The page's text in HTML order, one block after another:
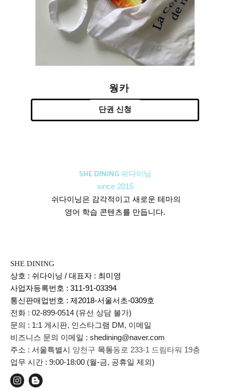
웡카
단권 신청
SHE DINING 쉬다이닝
since 2015
쉬다이닝은 감각적이고 새로운 테마의
영어 학습 콘텐츠를 만듭니다.
SHE DINING
상호 : 쉬다이닝 / 대표자 : 최미영
사업자등록번호 : 311-91-03394
통신판매업번호 : 제2018-서울서초-0309호
전화 : 02-899-0514 (유선 상담 불가)
문의 : 1:1 게시판, 인스타그램 DM, 이메일
비즈니스 문의 이메일 : shedining@naver.com
주소 : 서울특별시 양천구 목동동로 233-1 드림타워 19층
업무 시간 : 9:00-18:00 (월-금, 공휴일 제외)